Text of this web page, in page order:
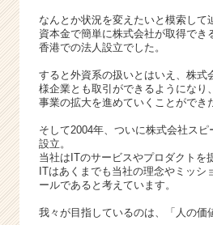
なんとか状況を変えたいと模索して
資本金で簡単に株式会社が取得でき
香港での法人設立でした。
すると外資系の扱いとはいえ、株式
様企業とも取引ができるようになり、
事業の拡大を進めていくことができ
そして2004年、ついに株式会社ス
設立。
当社はITのサービスやプロダクトを
ITはあくまでも当社の理念やミッシ
ールであると考えています。
我々が目指しているのは、「人の価